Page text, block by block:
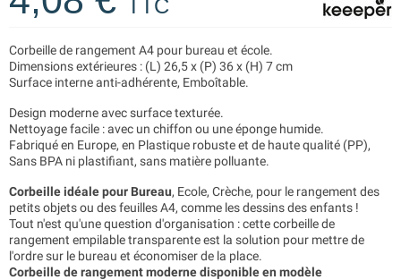
TTC
Corbeille de rangement A4 pour bureau et école.
Dimensions extérieures : (L) 26,5 x (P) 36 x (H) 7 cm
Surface interne anti-adhérente, Emboîtable.
Design moderne avec surface texturée.
Nettoyage facile : avec un chiffon ou une éponge humide.
Fabriqué en Europe, en Plastique robuste et de haute qualité (PP),
Sans BPA ni plastifiant, sans matière polluante.
Corbeille idéale pour Bureau, Ecole, Crèche, pour le rangement des
petits objets ou des feuilles A4, comme les dessins des enfants !
Tout n'est qu'une question d'organisation : cette corbeille de
rangement empilable transparente est la solution pour mettre de
l'ordre sur le bureau et économiser de la place.
Corbeille de rangement moderne disponible en modèle